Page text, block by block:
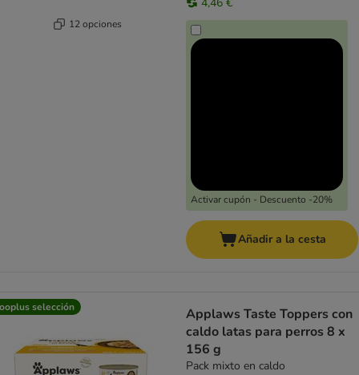
12 opciones
Activar cupón - Descuento -20%
Añadir a la cesta
selección
Applaws Taste Toppers con
caldo latas para perros 8 x
156 g
Pack mixto en caldo